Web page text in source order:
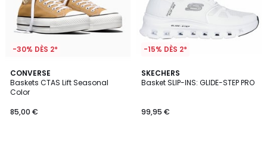
-30% DÈS 2*
CONVERSE
Baskets CTAS Lift Seasonal
Color
85,00 €
-15% DÈS 2*
SKECHERS
Basket SLIP-INS: GLIDE-STEP PRO
99,95 €
5
/
2
Couleurs